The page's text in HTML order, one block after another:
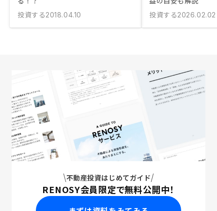
投資する2018.04.10
投資する2026.02.02
不動産投資はじめてガイド
RENOSY会員限定で無料公開中！